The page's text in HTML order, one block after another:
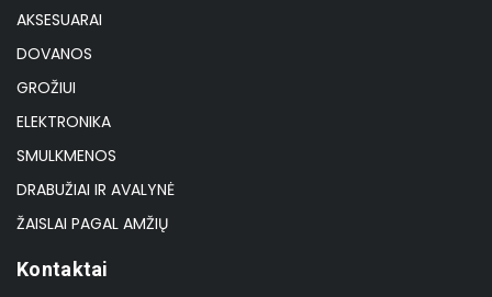
AKSESUARAI
DOVANOS
GROŽIUI
ELEKTRONIKA
SMULKMENOS
DRABUŽIAI IR AVALYNĖ
ŽAISLAI PAGAL AMŽIŲ
Kontaktai